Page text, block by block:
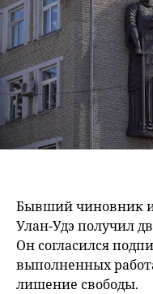
Бывший чиновник
Улан-Удэ получил
Он согласился
выполненных
лишение свободы.